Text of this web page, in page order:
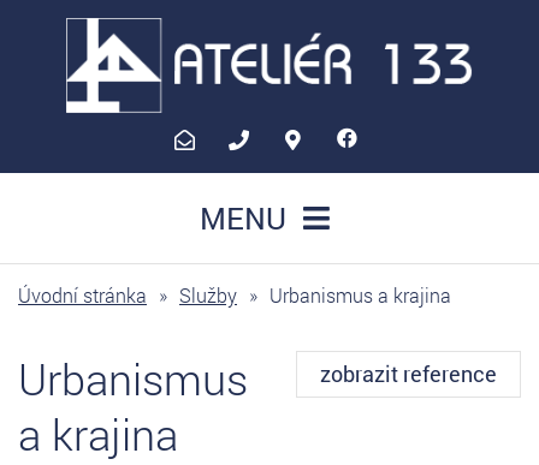
atelier133@atelier133.cz
+420
334
Olomoucká
783
Velký
Újezd
MENU
Úvodní stránka » Služby » Urbanismus a krajina
Urbanismus
a krajina
zobrazit reference